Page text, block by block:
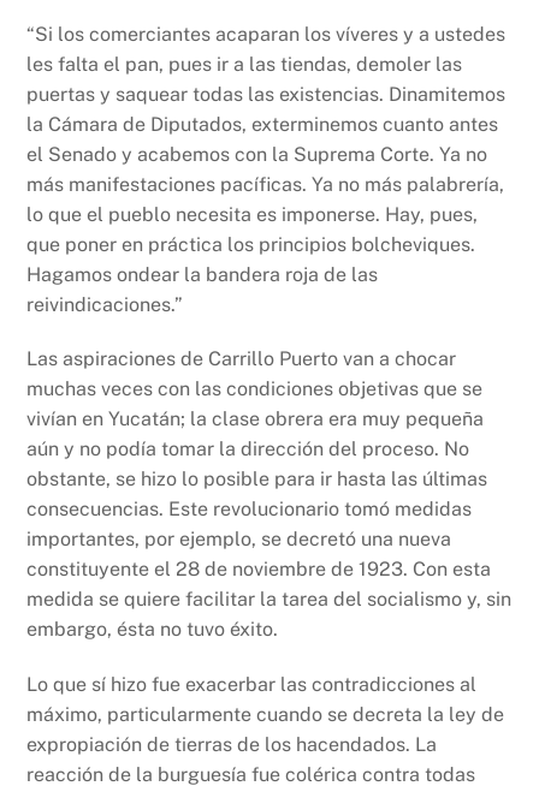
“Si los comerciantes acaparan los víveres y a ustedes
les falta el pan, pues ir a las tiendas, demoler las
puertas y saquear todas las existencias. Dinamitemos
la Cámara de Diputados, exterminemos cuanto antes
el Senado y acabemos con la Suprema Corte. Ya no
más manifestaciones pacíficas. Ya no más palabrería,
lo que el pueblo necesita es imponerse. Hay, pues,
que poner en práctica los principios bolcheviques.
Hagamos ondear la bandera roja de las
reivindicaciones.”
Las aspiraciones de Carrillo Puerto van a chocar
muchas veces con las condiciones objetivas que se
vivían en Yucatán; la clase obrera era muy pequeña
aún y no podía tomar la dirección del proceso. No
obstante, se hizo lo posible para ir hasta las últimas
consecuencias. Este revolucionario tomó medidas
importantes, por ejemplo, se decretó una nueva
constituyente el 28 de noviembre de 1923. Con esta
medida se quiere facilitar la tarea del socialismo y, sin
embargo, ésta no tuvo éxito.
Lo que sí hizo fue exacerbar las contradicciones al
máximo, particularmente cuando se decreta la ley de
expropiación de tierras de los hacendados. La
reacción de la burguesía fue colérica contra todas